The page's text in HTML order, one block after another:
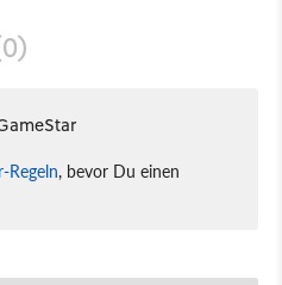
Regeln, bevor Du einen